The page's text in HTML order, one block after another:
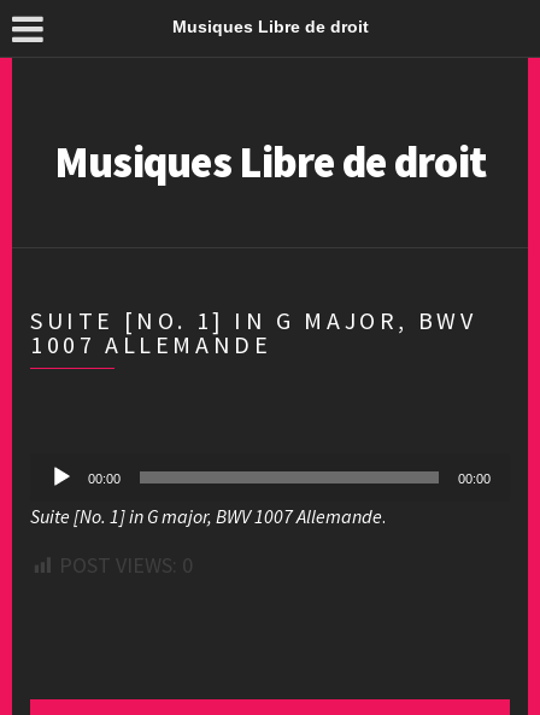
Musiques Libre de droit
Musiques Libre de droit
SUITE [NO. 1] IN G MAJOR, BWV
1007 ALLEMANDE
Lecteur 00:00 00:00
Suite [No. 1] in G major, BWV 1007 Allemande.
POST VIEWS: 0